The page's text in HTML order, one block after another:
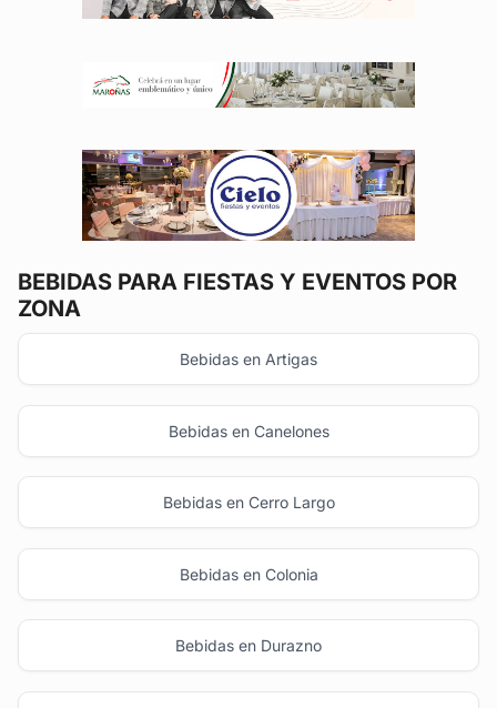
BEBIDAS PARA FIESTAS Y EVENTOS POR
ZONA
Bebidas en Artigas
Bebidas en Canelones
Bebidas en Cerro Largo
Bebidas en Colonia
Bebidas en Durazno